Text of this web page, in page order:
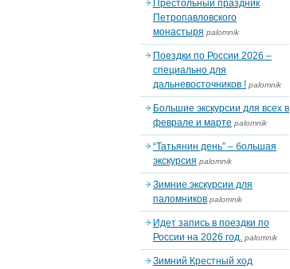
Престольный праздник
Петропавловского
монастыря palomnik
Поездки по России 2026 –
специально для
дальневосточников ! palomnik
Большие экскурсии для всех в
феврале и марте palomnik
“Татьянин день” – большая
экскурсия palomnik
Зимние экскурсии для
паломников palomnik
Идет запись в поездки по
России на 2026 год. palomnik
Зимний Крестный ход